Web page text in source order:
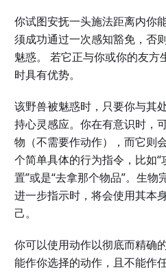
你试图安抚一头施法距离内你
须成功通过一次感知豁免，否
魅惑。 若它正与你或你的友方
时具有优势。
该野兽被魅惑时，只要你与其
持心灵感应。你在有意识时，
物（不需要作动作），而它则
个简单具体的行为指令，比如“
置”或是“去拿那个物品”。生
进一步指示时，将会使用其本
己。
你可以使用动作以彻底而精确
能作你选择的动作，且不能作